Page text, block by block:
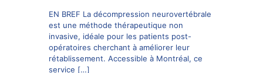
EN BREF La décompression neurovertébrale
est une méthode thérapeutique non
invasive, idéale pour les patients post-
opératoires cherchant à améliorer leur
rétablissement. Accessible à Montréal, ce
service […]